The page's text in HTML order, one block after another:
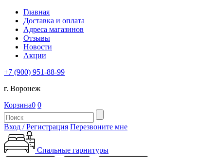
Главная
Доставка и оплата
Адреса магазинов
Отзывы
Новости
Акции
+7 (900) 951-88-99
г. Воронеж
Корзина0 0
Вход / Регистрация Перезвоните мне
Спальные гарнитуры